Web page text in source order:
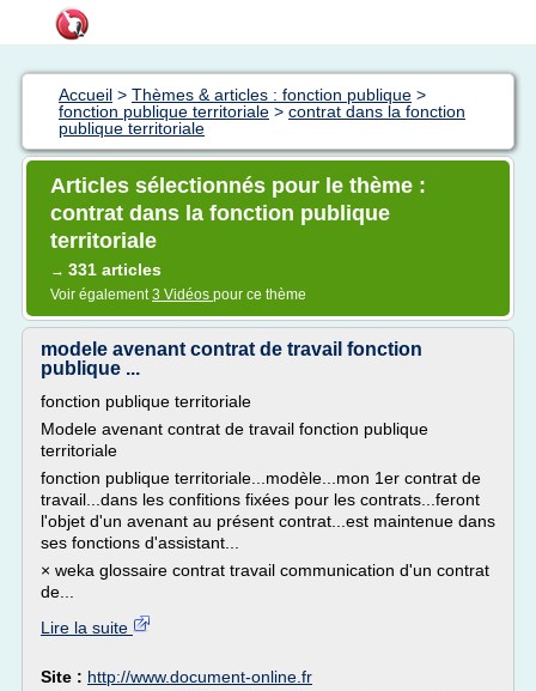
Accueil > Thèmes & articles : fonction publique >
fonction publique territoriale > contrat dans la fonction
publique territoriale
Articles sélectionnés pour le thème :
contrat dans la fonction publique
territoriale
→ 331 articles
Voir également3 Vidéos pour ce thème
modele avenant contrat de travail fonction
publique ...
fonction publique territoriale
Modele avenant contrat de travail fonction publique
territoriale
fonction publique territoriale...modèle...mon 1er contrat de
travail...dans les confitions fixées pour les contrats...feront
l'objet d'un avenant au présent contrat...est maintenue dans
ses fonctions d'assistant...
× weka glossaire contrat travail communication d'un contrat
de...
Lire la suite
Site : http://www.document-online.fr